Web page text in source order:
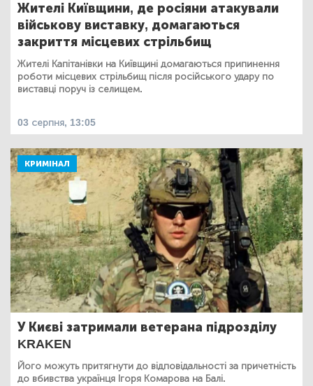
Жителі Київщини, де росіяни атакували
військову виставку, домагаються
закриття місцевих стрільбищ
Жителі Капітанівки на Київщині домагаються припинення
роботи місцевих стрільбищ після російського удару по
виставці поруч із селищем.
03 серпня, 13:05
КРИМІНАЛ
У Києві затримали ветерана підрозділу
KRAKEN
Його можуть притягнути до відповідальності за причетність
до вбивства українця Ігоря Комарова на Балі.